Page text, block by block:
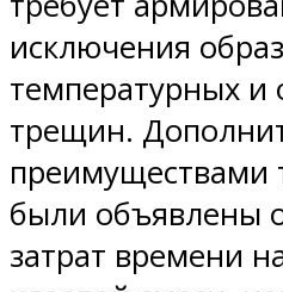
исключения
температурных и
трещин.
преимуществами
были объявлены
затрат времени